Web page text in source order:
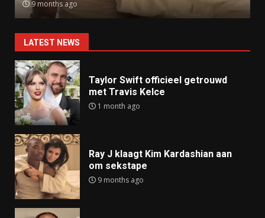
9 months ago
LATEST NEWS
Taylor Swift officieel getrouwd
met Travis Kelce
1 month ago
Ray J klaagt Kim Kardashian aan
om sekstape
9 months ago